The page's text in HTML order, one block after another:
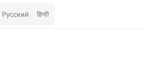
Русский हिन्दी